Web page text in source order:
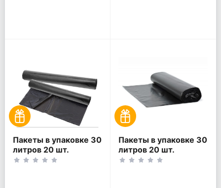
Пакеты в упаковке 30
литров 20 шт.
(20шт*2рул)
Пакеты в упаковке 30
литров 20 шт.
(20шт*1рул)